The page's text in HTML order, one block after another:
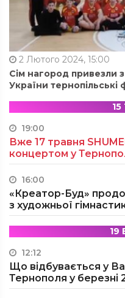
2 Лютого 2024, 15:00
Сім нагород привезли
України тернопільські
19:00
Вже 17 травня
концертом у
16:00
«Креатор-Буд»
з художньої
19
12:12
Що відбувається у
Тернополя у березні